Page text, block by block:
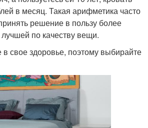
в месяц. Такая арифметика часто
решение в пользу более
по качеству вещи.
свое здоровье, поэтому выбирайте